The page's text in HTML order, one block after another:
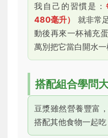
我自己的習慣是：
480毫升）
就非常
動後再來一杯補充
萬別把它當白開水一
搭配組合學問
豆漿雖然營養豐富
搭配其他食物一起吃